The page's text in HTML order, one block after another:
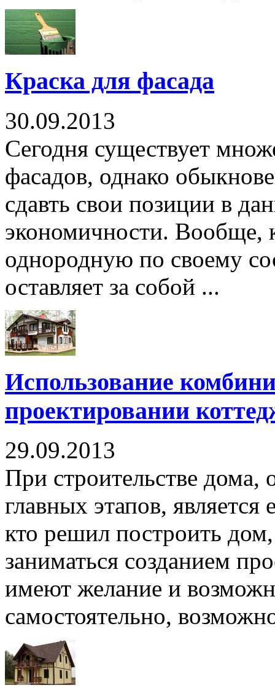
Краска для фасада
30.09.2013
Сегодня существует
фасадов, однако
сдавть свои позиции в
экономичности. Вообще,
однородную по своему
оставляет за собой ...
Использование
проектировании
29.09.2013
При строительстве
главных этапов,
кто решил построить
заниматься созданием
имеют желание и
самостоятельно,